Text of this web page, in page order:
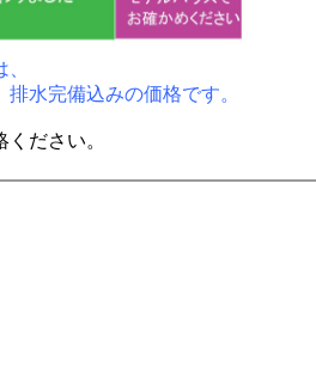
水完備込みの価格です。
ださい。